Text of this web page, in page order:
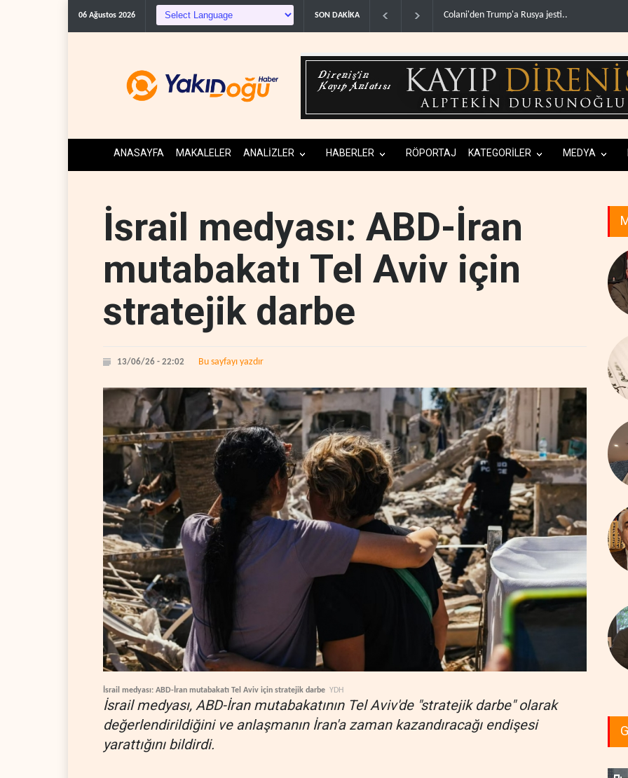
06 Ağustos 2026 SON DAKİKA
Colani'den Trump'a Rusya jesti.. İsrail basınından terörist yerleşimcilere destek
ANASAYFA MAKALELER ANALİZLER HABERLER RÖPORTAJ KATEGORİLER MEDYA
İsrail medyası: ABD-İran
mutabakatı Tel Aviv için
stratejik darbe
13/06/26 - 22:02 Bu sayfayı yazdır
İsrail medyası: ABD-İran mutabakatı Tel Aviv için stratejik darbe YDH
İsrail medyası, ABD-İran mutabakatının Tel Aviv'de "stratejik darbe" olarak
değerlendirildiğini ve anlaşmanın İran'a zaman kazandıracağı endişesi
yarattığını bildirdi.